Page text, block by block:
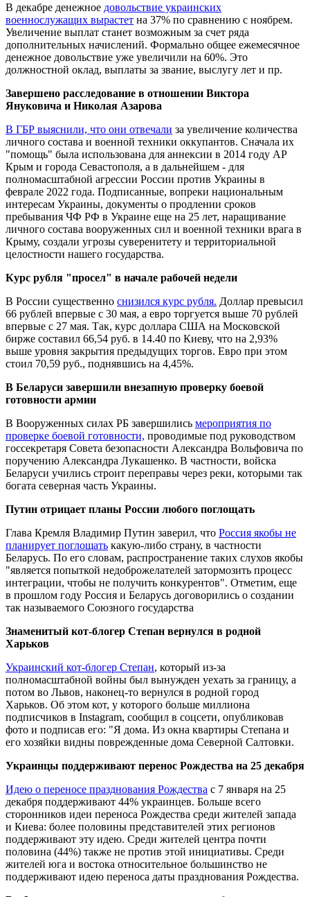
В декабре денежное довольствие украинских
военнослужащих вырастет на 37% по сравнению с ноябрем.
Увеличение выплат станет возможным за счет ряда
дополнительных начислений. Формально общее ежемесячное
денежное довольствие уже увеличили на 60%. Это
должностной оклад, выплаты за звание, выслугу лет и пр.
Завершено расследование в отношении Виктора
Януковича и Николая Азарова
В ГБР выяснили, что они отвечали за увеличение количества
личного состава и военной техники оккупантов. Сначала их
"помощь" была использована для аннексии в 2014 году АР
Крым и города Севастополя, а в дальнейшем - для
полномасштабной агрессии России против Украины в
феврале 2022 года. Подписанные, вопреки национальным
интересам Украины, документы о продлении сроков
пребывания ЧФ РФ в Украине еще на 25 лет, наращивание
личного состава вооруженных сил и военной техники врага в
Крыму, создали угрозы суверенитету и территориальной
целостности нашего государства.
Курс рубля "просел" в начале рабочей недели
В России существенно снизился курс рубля. Доллар превысил
66 рублей впервые с 30 мая, а евро торгуется выше 70 рублей
впервые с 27 мая. Так, курс доллара США на Московской
бирже составил 66,54 руб. в 14.40 по Киеву, что на 2,93%
выше уровня закрытия предыдущих торгов. Евро при этом
стоил 70,59 руб., поднявшись на 4,45%.
В Беларуси завершили внезапную проверку боевой
готовности армии
В Вооруженных силах РБ завершились мероприятия по
проверке боевой готовности, проводимые под руководством
госсекретаря Совета безопасности Александра Вольфовича по
поручению Александра Лукашенко. В частности, войска
Беларуси учились строит переправы через реки, которыми так
богата северная часть Украины.
Путин отрицает планы России любого поглощать
Глава Кремля Владимир Путин заверил, что Россия якобы не
планирует поглощать какую-либо страну, в частности
Беларусь. По его словам, распространение таких слухов якобы
"является попыткой недоброжелателей затормозить процесс
интеграции, чтобы не получить конкурентов". Отметим, еще
в прошлом году Россия и Беларусь договорились о создании
так называемого Союзного государства
Знаменитый кот-блогер Степан вернулся в родной
Харьков
Украинский кот-блогер Степан, который из-за
полномасштабной войны был вынужден уехать за границу, а
потом во Львов, наконец-то вернулся в родной город
Харьков. Об этом кот, у которого больше миллиона
подписчиков в Instagram, сообщил в соцсети, опубликовав
фото и подписав его: "Я дома. Из окна квартиры Степана и
его хозяйки видны поврежденные дома Северной Салтовки.
Украинцы поддерживают перенос Рождества на 25 декабря
Идею о переносе празднования Рождества с 7 января на 25
декабря поддерживают 44% украинцев. Больше всего
сторонников идеи переноса Рождества среди жителей запада
и Киева: более половины представителей этих регионов
поддерживают эту идею. Среди жителей центра почти
половина (44%) также не против этой инициативы. Среди
жителей юга и востока относительное большинство не
поддерживают идею переноса даты празднования Рождества.